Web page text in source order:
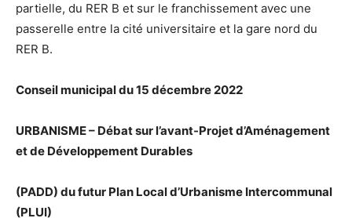
partielle, du RER B et sur le franchissement avec une
passerelle entre la cité universitaire et la gare nord du
RER B.
Conseil municipal du 15 décembre 2022
URBANISME – Débat sur l’avant-Projet d’Aménagement
et de Développement Durables
(PADD) du futur Plan Local d’Urbanisme Intercommunal
(PLUI)